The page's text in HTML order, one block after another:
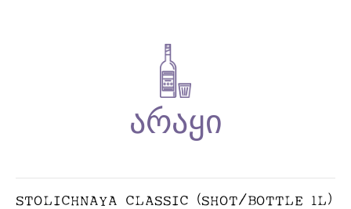
STOLICHNAYA CLASSIC (SHOT/BOTTLE 1L)